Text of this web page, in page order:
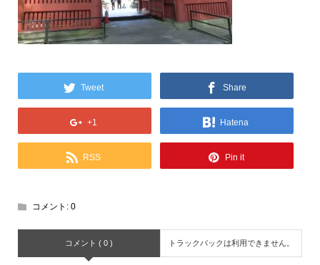
Tweet Share
+1 Hatena
RSS Pin it
コメント: 0
コメント ( 0 ) トラックバックは利用できません。